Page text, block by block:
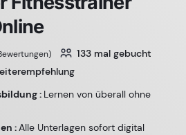
133mal gebucht
: Lernen von überall ohne
: Alle Unterlagen sofort digital